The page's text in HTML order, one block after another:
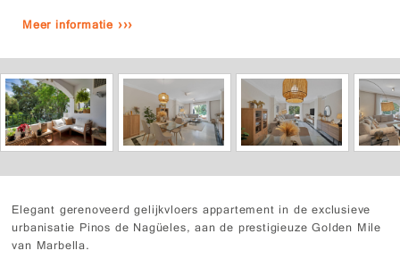
Meer informatie ›››
Elegant gerenoveerd gelijkvloers appartement in de exclusieve
urbanisatie Pinos de Nagüeles, aan de prestigieuze Golden Mile
van Marbella.